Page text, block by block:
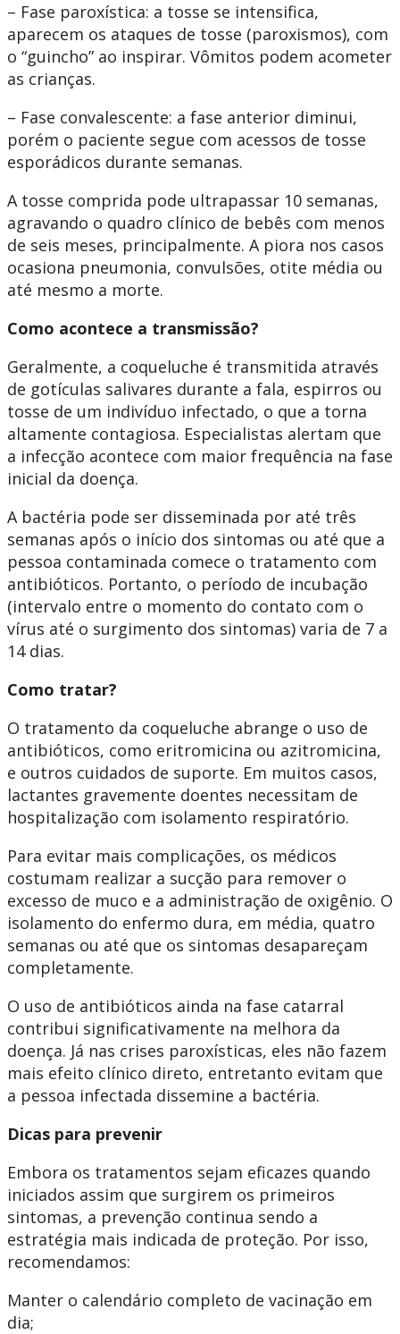
– Fase paroxística: a tosse se intensifica,
aparecem os ataques de tosse (paroxismos), com
o “guincho” ao inspirar. Vômitos podem acometer
as crianças.
– Fase convalescente: a fase anterior diminui,
porém o paciente segue com acessos de tosse
esporádicos durante semanas.
A tosse comprida pode ultrapassar 10 semanas,
agravando o quadro clínico de bebês com menos
de seis meses, principalmente. A piora nos casos
ocasiona pneumonia, convulsões, otite média ou
até mesmo a morte.
Como acontece a transmissão?
Geralmente, a coqueluche é transmitida através
de gotículas salivares durante a fala, espirros ou
tosse de um indivíduo infectado, o que a torna
altamente contagiosa. Especialistas alertam que
a infecção acontece com maior frequência na fase
inicial da doença.
A bactéria pode ser disseminada por até três
semanas após o início dos sintomas ou até que a
pessoa contaminada comece o tratamento com
antibióticos. Portanto, o período de incubação
(intervalo entre o momento do contato com o
vírus até o surgimento dos sintomas) varia de 7 a
14 dias.
Como tratar?
O tratamento da coqueluche abrange o uso de
antibióticos, como eritromicina ou azitromicina,
e outros cuidados de suporte. Em muitos casos,
lactantes gravemente doentes necessitam de
hospitalização com isolamento respiratório.
Para evitar mais complicações, os médicos
costumam realizar a sucção para remover o
excesso de muco e a administração de oxigênio. O
isolamento do enfermo dura, em média, quatro
semanas ou até que os sintomas desapareçam
completamente.
O uso de antibióticos ainda na fase catarral
contribui significativamente na melhora da
doença. Já nas crises paroxísticas, eles não fazem
mais efeito clínico direto, entretanto evitam que
a pessoa infectada dissemine a bactéria.
Dicas para prevenir
Embora os tratamentos sejam eficazes quando
iniciados assim que surgirem os primeiros
sintomas, a prevenção continua sendo a
estratégia mais indicada de proteção. Por isso,
recomendamos:
Manter o calendário completo de vacinação em
dia;